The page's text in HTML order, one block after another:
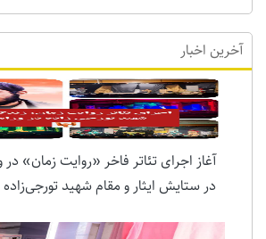
آخرین اخبار
آغاز اجرای تئاتر فاخر «روایت زمان»
در ستایش ایثار و مقام شهید تورجی‌زاده